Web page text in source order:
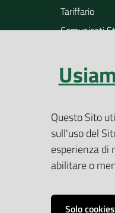
Tariffario
Comunicati
Questo Sito
sull'uso del
esperienza di
abilitare o
Solo